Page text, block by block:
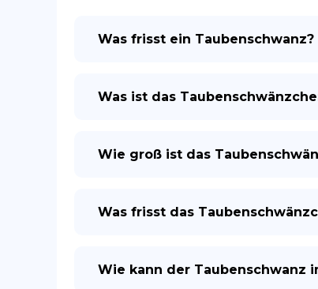
Was frisst ein Taubenschwanz?
Was ist das
Wie groß ist das
Was frisst das
Wie kann der Taubenschwanz